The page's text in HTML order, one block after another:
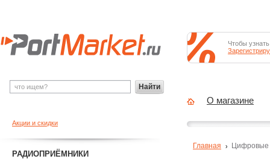
Главная Цифровые
Акции и скидки
РАДИОПРИЁМНИКИ
Найти
Чтобы
О магазине